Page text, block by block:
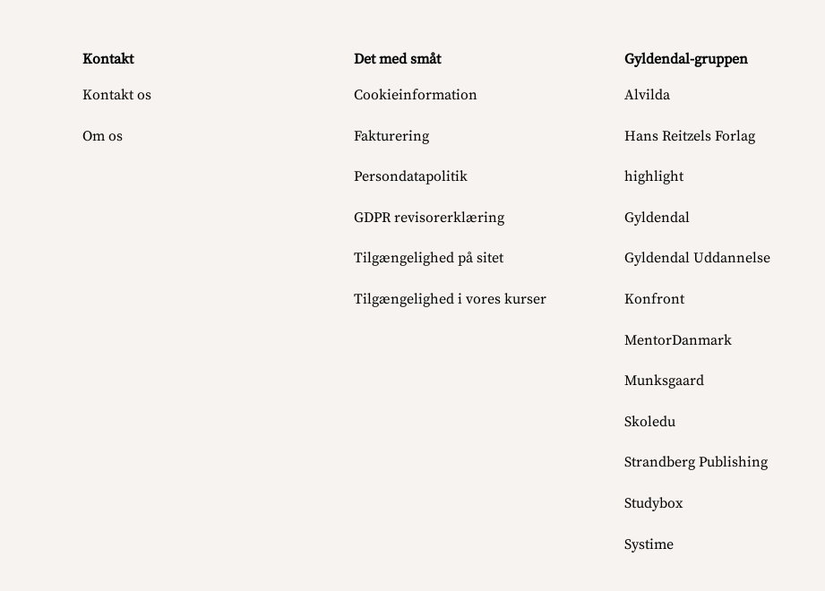
Kontakt
Kontakt os
Om os
Det med småt
Cookieinformation
Fakturering
Persondatapolitik
GDPR revisorerklæring
Tilgængelighed på sitet
Tilgængelighed i vores kurser
Gyldendal-gruppen
Alvilda
Hans Reitzels Forlag
highlight
Gyldendal
Gyldendal Uddannelse
Konfront
MentorDanmark
Munksgaard
Skoledu
Strandberg Publishing
Studybox
Systime